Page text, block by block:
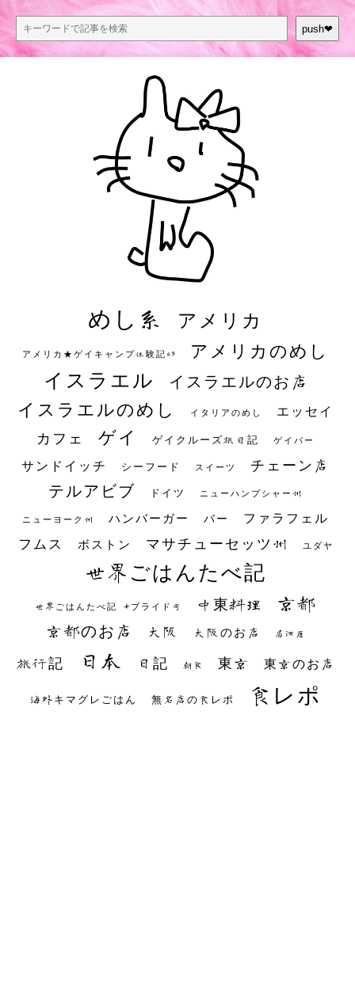
push❤︎
めし系 アメリカ
アメリカ★ゲイキャンプ体験記S3 アメリカのめし
イスラエル イスラエルのお店
イスラエルのめし イタリアのめし エッセイ
カフェ ゲイ ゲイクルーズ旅日記 ゲイバー
サンドイッチ シーフード スイーツ チェーン店
テルアビブ ドイツ ニューハンプシャー州
ニューヨーク州 ハンバーガー バー ファラフェル
フムス ボストン マサチューセッツ州 ユダヤ
世界ごはんたべ記
世界ごはんたべ記 #プライド号 中東料理 京都
京都のお店 大阪 大阪のお店 居酒屋
旅行記 日本 日記 朝食 東京 東京のお店
海外キマグレごはん 無名店の食レポ 食レポ